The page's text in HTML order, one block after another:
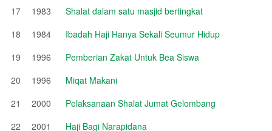
17
1983
Shalat dalam satu masjid bertingkat
18
1984
Ibadah Haji Hanya Sekali Seumur Hidup
19
1996
Pemberian Zakat Untuk Bea Siswa
20
1996
Miqat Makani
21
2000
Pelaksanaan Shalat Jumat Gelombang
22
2001
Haji Bagi Narapidana